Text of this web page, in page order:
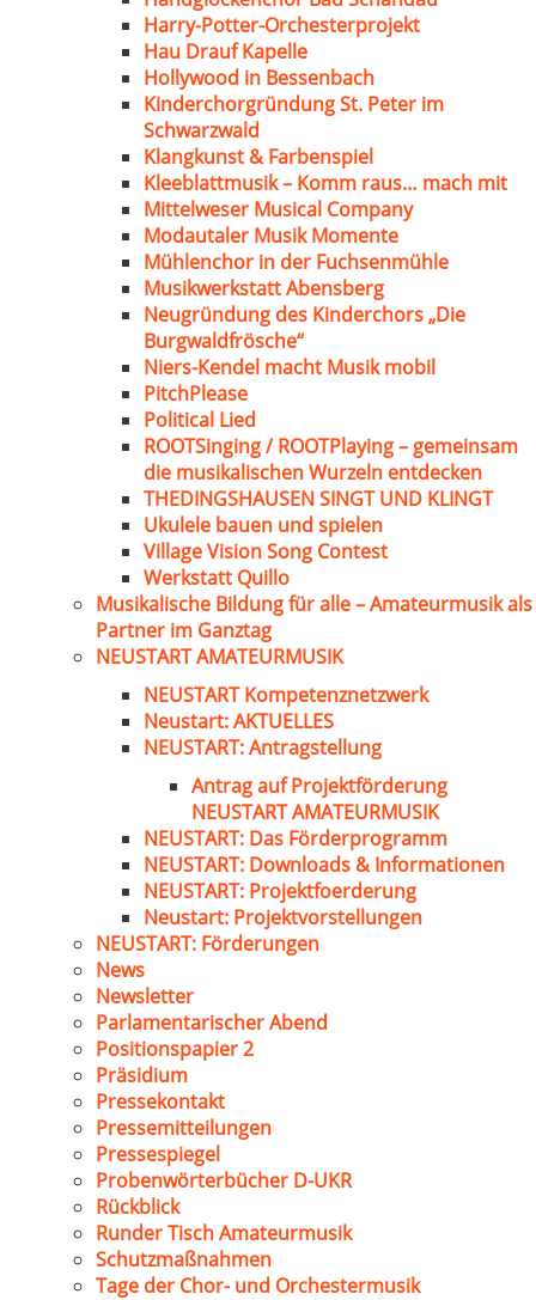
Harry-Potter-Orchesterprojekt
Hau Drauf Kapelle
Hollywood in Bessenbach
Kinderchorgründung St. Peter im
Schwarzwald
Klangkunst & Farbenspiel
Kleeblattmusik – Komm raus… mach mit
Mittelweser Musical Company
Modautaler Musik Momente
Mühlenchor in der Fuchsenmühle
Musikwerkstatt Abensberg
Neugründung des Kinderchors „Die
Burgwaldfrösche“
Niers-Kendel macht Musik mobil
PitchPlease
Political Lied
ROOTSinging / ROOTPlaying – gemeinsam
die musikalischen Wurzeln entdecken
THEDINGSHAUSEN SINGT UND KLINGT
Ukulele bauen und spielen
Village Vision Song Contest
Werkstatt Quillo
Musikalische Bildung für alle – Amateurmusik als
Partner im Ganztag
NEUSTART AMATEURMUSIK
NEUSTART Kompetenznetzwerk
Neustart: AKTUELLES
NEUSTART: Antragstellung
Antrag auf Projektförderung
NEUSTART AMATEURMUSIK
NEUSTART: Das Förderprogramm
NEUSTART: Downloads & Informationen
NEUSTART: Projektfoerderung
Neustart: Projektvorstellungen
NEUSTART: Förderungen
News
Newsletter
Parlamentarischer Abend
Positionspapier 2
Präsidium
Pressekontakt
Pressemitteilungen
Pressespiegel
Probenwörterbücher D-UKR
Rückblick
Runder Tisch Amateurmusik
Schutzmaßnahmen
Tage der Chor- und Orchestermusik